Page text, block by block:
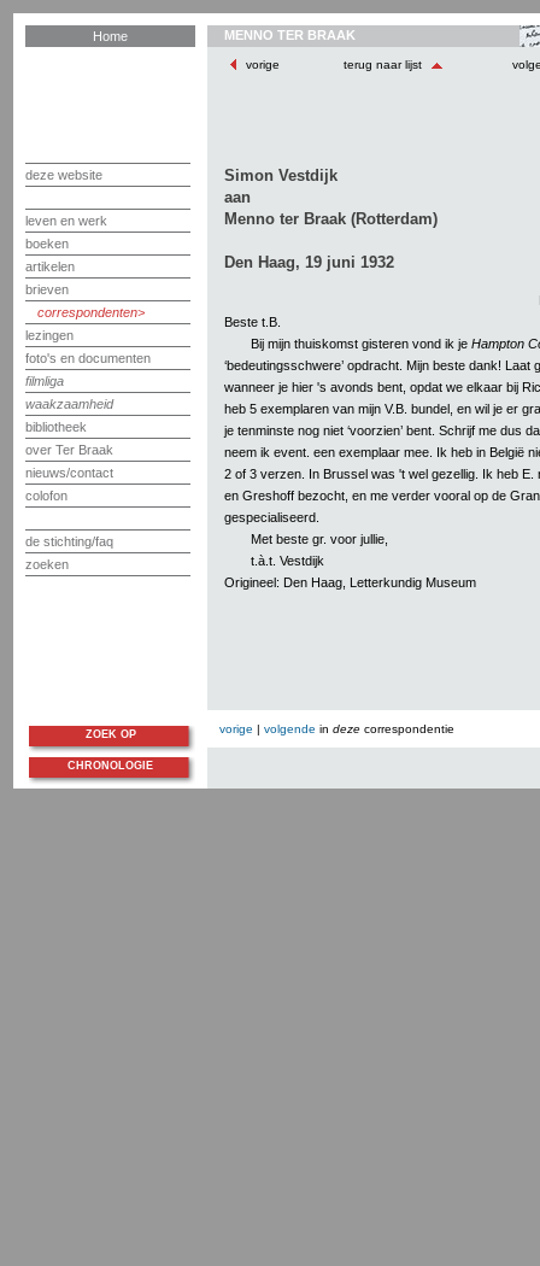
Home
deze website
leven en werk
boeken
artikelen
brieven
correspondenten
lezingen
foto's en documenten
filmliga
waakzaamheid
bibliotheek
over Ter Braak
nieuws/contact
colofon
de stichting/faq
zoeken
MENNO TER BRAAK
vorige terug naar lijst
Simon Vestdijk
aan
Menno ter Braak (Rotterdam)
Den Haag, 19 juni 1932
Beste t.B.
Bij mijn thuiskomst gisteren vond ik je Hampton
‘bedeutingsschwere’ opdracht. Mijn beste dank! Laat
wanneer je hier 's avonds bent, opdat we elkaar bij
heb 5 exemplaren van mijn V.B. bundel, en wil je er
je tenminste nog niet ‘voorzien’ bent. Schrijf me dus
neem ik event. een exemplaar mee. Ik heb in België
2 of 3 verzen. In Brussel was 't wel gezellig. Ik heb E.
en Greshoff bezocht, en me verder vooral op de
gespecialiseerd.
Met beste gr. voor jullie,
t.à.t. Vestdijk
Origineel: Den Haag, Letterkundig Museum
vorige | volgende in deze correspondentie
ZOEK OP
CHRONOLOGIE